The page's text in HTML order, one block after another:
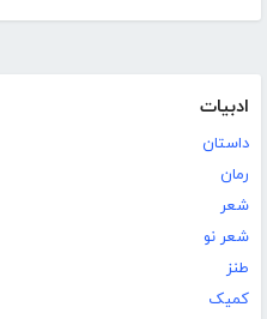
ادبیات
داستان
رمان
شعر
شعر نو
طنز
کمیک